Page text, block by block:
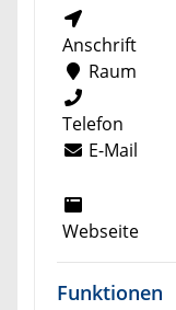
Anschrift
Raum
Telefon
E-Mail
Webseite
Funktionen